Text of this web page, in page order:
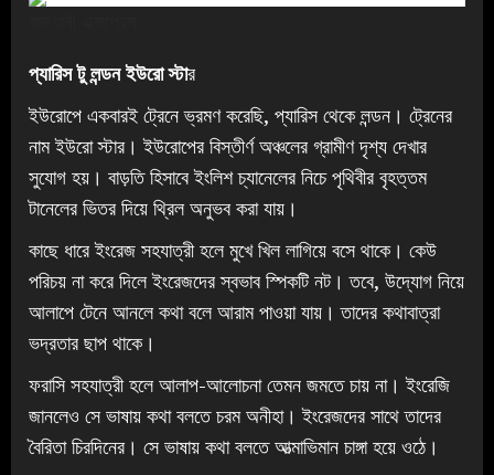
প্যারিস টু লন্ডন ইউরো স্টার
ইউরোপে একবারই ট্রেনে ভ্রমণ করেছি, প্যারিস থেকে লন্ডন। ট্রেনের
নাম ইউরো স্টার। ইউরোপের বিস্তীর্ণ অঞ্চলের গ্রামীণ দৃশ্য দেখার
সুযোগ হয়। বাড়তি হিসাবে ইংলিশ চ্যানেলের নিচে পৃথিবীর বৃহত্তম
টানেলের ভিতর দিয়ে থ্রিল অনুভব করা যায়।
কাছে ধারে ইংরেজ সহযাত্রী হলে মুখে খিল লাগিয়ে বসে থাকে। কেউ
পরিচয় না করে দিলে ইংরেজদের স্বভাব স্পিকটি নট। তবে, উদ্যোগ নিয়ে
আলাপে টেনে আনলে কথা বলে আরাম পাওয়া যায়। তাদের কথাবাত্রা
ভদ্রতার ছাপ থাকে।
ফরাসি সহযাত্রী হলে আলাপ-আলোচনা তেমন জমতে চায় না। ইংরেজি
জানলেও সে ভাষায় কথা বলতে চরম অনীহা। ইংরেজদের সাথে তাদের
বৈরিতা চিরদিনের। সে ভাষায় কথা বলতে আত্মাভিমান চাঙ্গা হয়ে ওঠে।